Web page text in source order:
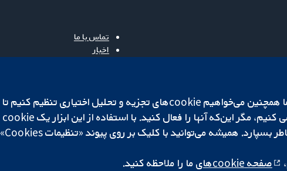
تماس با ما
اخبار
Cochrane Library
ما برای کارکردن وب‌گاه از cookie‌های لازم استفاده می‌کنیم. ما همچنین می‌خواهیم cookie‌های تجزیه و تحلیل اختیاری تنظیم کنیم تا
روی دستگاه شما تنظیم می‌شود تا تنظیمات منتخب شما را به خاطر بسپارد. همیشه می‌توانید با کلیک بر روی پیوند «تنظیمات Cookies»
صفحه cookie‌های ما را ملاحظه کنید.